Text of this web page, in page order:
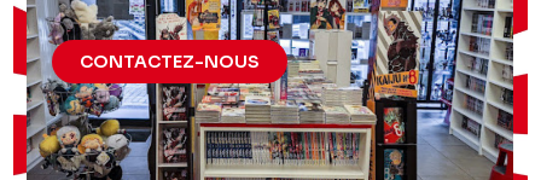
CONTACTEZ-NOUS